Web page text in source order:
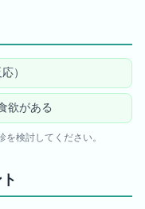
）
欲がある
検討してください。